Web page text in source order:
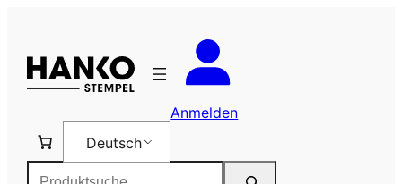
springen
Anmelden
Deutsch